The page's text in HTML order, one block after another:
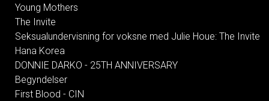
Young Mothers
The Invite
Seksualundervisning for voksne med Julie Houe: The Invite
Hana Korea
DONNIE DARKO - 25TH ANNIVERSARY
Begyndelser
First Blood - CIN